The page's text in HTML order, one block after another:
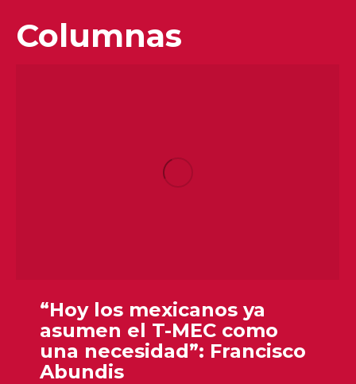
Columnas
“Hoy los mexicanos ya
asumen el T-MEC como
una necesidad”: Francisco
Abundis